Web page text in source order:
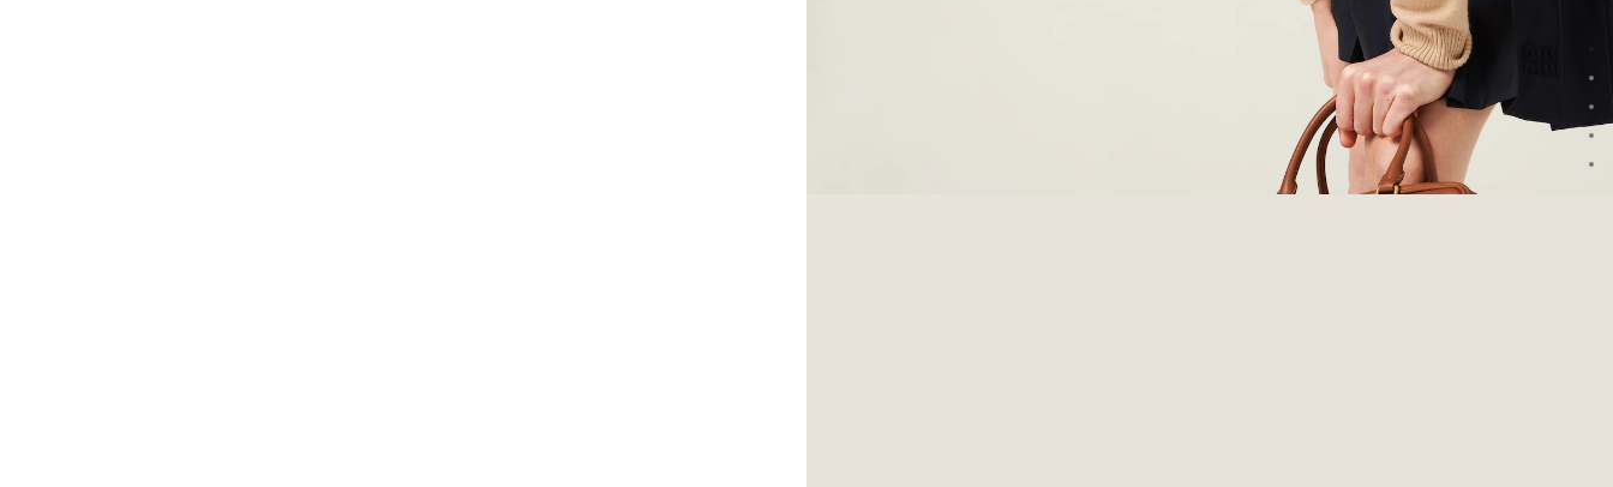
انتقال إلى الصورة 1
انتقال إلى الصورة 3
انتقال إلى الصورة 4
انتقال إلى الصورة 5